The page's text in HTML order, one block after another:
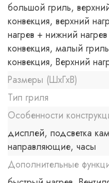
большой гриль,
конвекция, верхний
нагрев + нижний
конвекция, малый
конвекция, Верхний
Размеры (ШxГxВ)
Тип гриля
Особенности
дисплей, подсветка
направляющие, часы
Дополнительные